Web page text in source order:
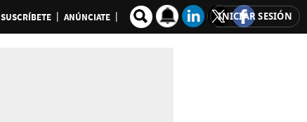
SUSCRÍBETE ANÚNCIATE INICIAR SESIÓN